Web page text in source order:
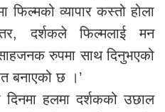
फिल्मको व्यापार कस्तो होला
दर्शकले फिल्मलाई मन
रुपमा साथ दिनुभएको
बनाएको छ ।’
दिनमा हलमा दर्शकको उछाल